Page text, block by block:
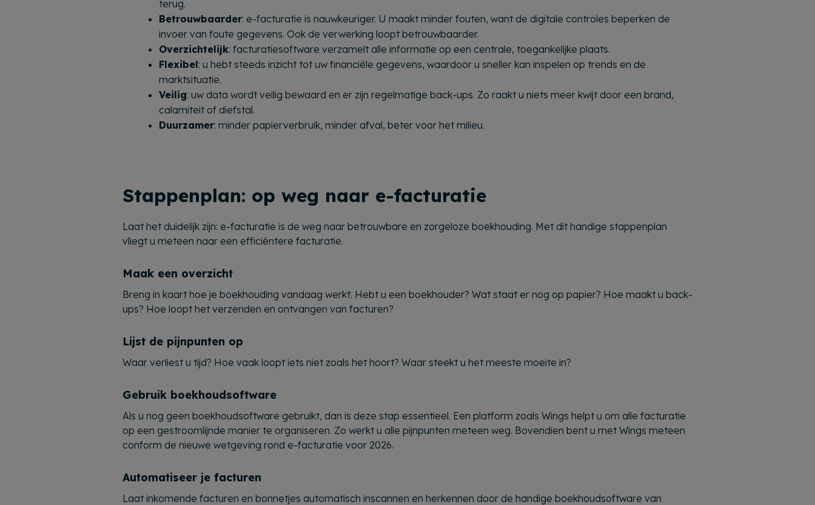
terug.
Betrouwbaarder: e-facturatie is nauwkeuriger. U maakt minder fouten, want de digitale controles beperken de
invoer van foute gegevens. Ook de verwerking loopt betrouwbaarder.
Overzichtelijk: facturatiesoftware verzamelt alle informatie op een centrale, toegankelijke plaats.
Flexibel: u hebt steeds inzicht tot uw financiële gegevens, waardoor u sneller kan inspelen op trends en de
marktsituatie.
Veilig: uw data wordt veilig bewaard en er zijn regelmatige back-ups. Zo raakt u niets meer kwijt door een brand,
calamiteit of diefstal.
Duurzamer: minder papierverbruik, minder afval, beter voor het milieu.
Stappenplan: op weg naar e-facturatie
Laat het duidelijk zijn: e-facturatie is de weg naar betrouwbare en zorgeloze boekhouding. Met dit handige stappenplan
vliegt u meteen naar een efficiëntere facturatie.
Maak een overzicht
Breng in kaart hoe je boekhouding vandaag werkt. Hebt u een boekhouder? Wat staat er nog op papier? Hoe maakt u back-
ups? Hoe loopt het verzenden en ontvangen van facturen?
Lijst de pijnpunten op
Waar verliest u tijd? Hoe vaak loopt iets niet zoals het hoort? Waar steekt u het meeste moeite in?
Gebruik boekhoudsoftware
Als u nog geen boekhoudsoftware gebruikt, dan is deze stap essentieel. Een platform zoals Wings helpt u om alle facturatie
op een gestroomlijnde manier te organiseren. Zo werkt u alle pijnpunten meteen weg. Bovendien bent u met Wings meteen
conform de nieuwe wetgeving rond e-facturatie voor 2026.
Automatiseer je facturen
Laat inkomende facturen en bonnetjes automatisch inscannen en herkennen door de handige boekhoudsoftware van